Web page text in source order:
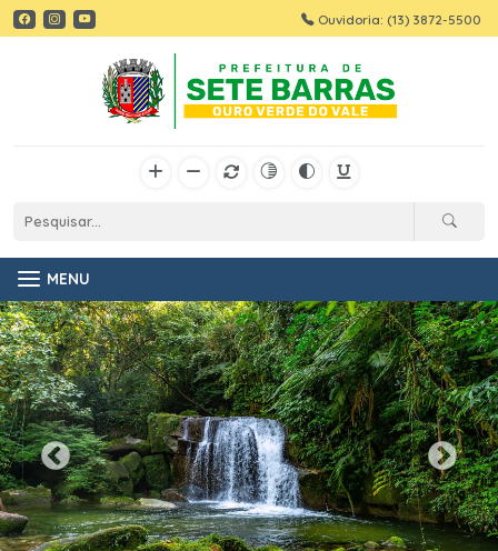
Ouvidoria: (13) 3872-5500
MENU